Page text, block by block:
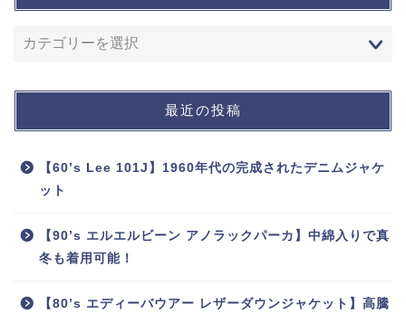
最近の投稿
【60’s Lee 101J】1960年代の完成されたデニムジャケ
ット
【90’s エルエルビーン アノラックパーカ】中綿入りで真
冬も着用可能！
【80’s エディーバウアー レザーダウンジャケット】高騰